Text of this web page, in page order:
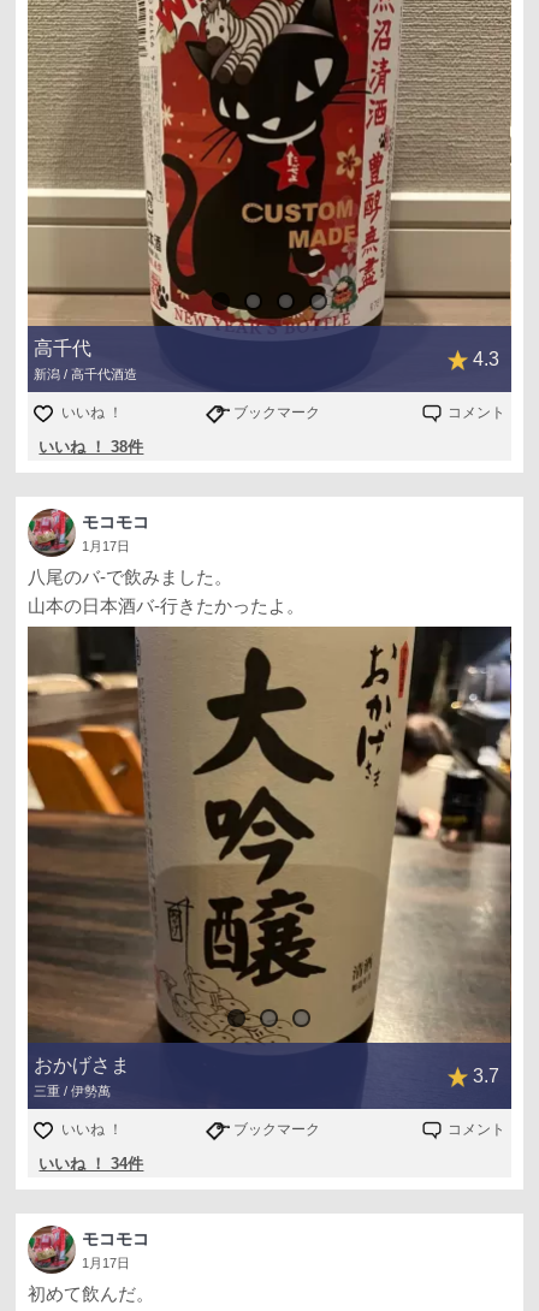
高千代
新潟 / 高千代酒造
4.3
いいね ！ ブックマーク コメント
いいね ！ 38件
モコモコ
1月17日
八尾のバ-で飲みました。
山本の日本酒バ-行きたかったよ。
おかげさま
三重 / 伊勢萬
3.7
いいね ！ ブックマーク コメント
いいね ！ 34件
モコモコ
1月17日
初めて飲んだ。